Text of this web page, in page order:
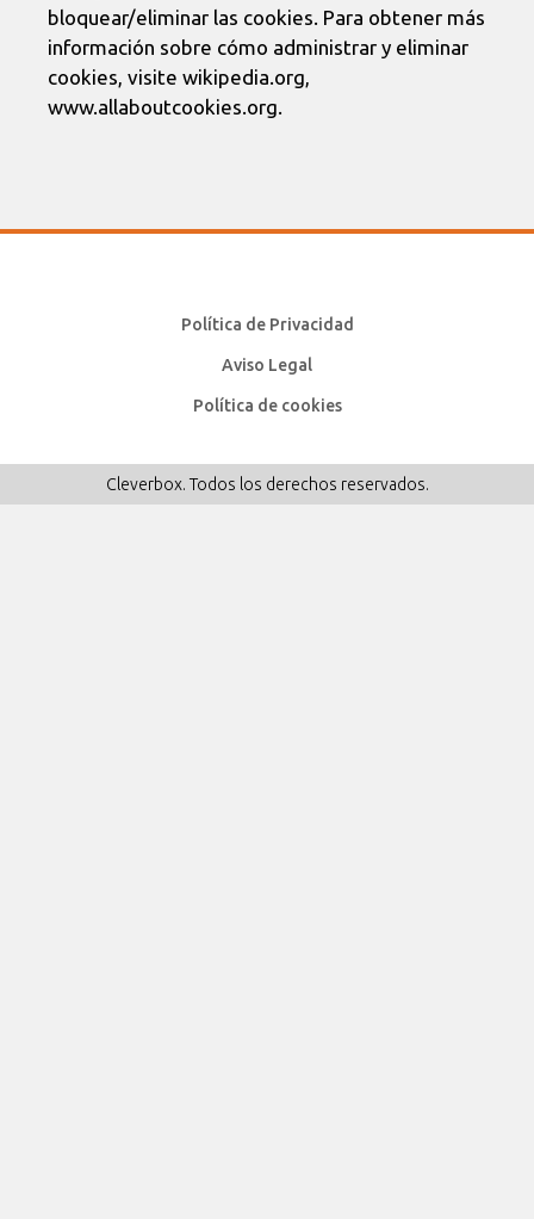
bloquear/eliminar las cookies. Para obtener más
información sobre cómo administrar y eliminar
cookies, visite wikipedia.org,
www.allaboutcookies.org.
Política de Privacidad
Aviso Legal
Política de cookies
Cleverbox. Todos los derechos reservados.